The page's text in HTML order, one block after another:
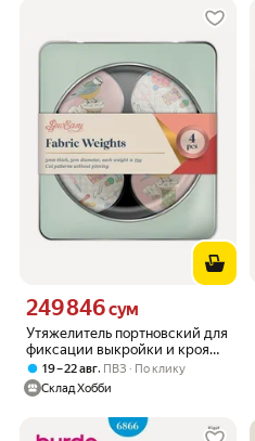
Утяжелитель портновский для
фиксации выкройки и кроя
ткани Птица на катушке 5 см 5
мм HEMLINE ER907.4.1
Цена 249846 сум вместо
249 846сум
19 – 22 авг, ПВЗ
По клику
Склад Хобби